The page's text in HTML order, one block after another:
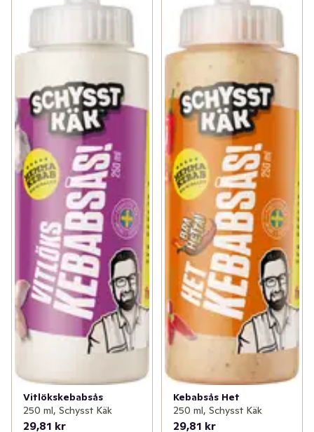
Vitlökskebabsås
250 ml, Schysst Käk
29,81 kr
Kebabsås Het
250 ml, Schysst Käk
29,81 kr